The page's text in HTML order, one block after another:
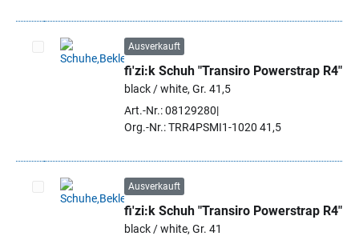
Artikel auswählen
Ausverkauft
fi'zi:k Schuh "Transiro Powerstrap R4"
black / white, Gr. 41,5
Art.-Nr.: 08129280
Org.-Nr.: TRR4PSMI1-1020 41,5
Artikel auswählen
Ausverkauft
fi'zi:k Schuh "Transiro Powerstrap R4"
black / white, Gr. 41